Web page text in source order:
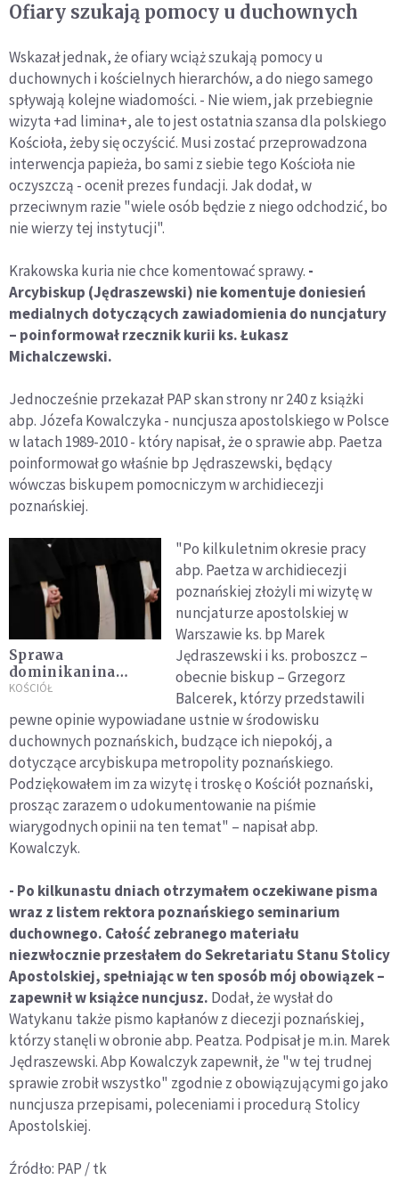
Ofiary szukają pomocy u duchownych
Wskazał jednak, że ofiary wciąż szukają pomocy u
duchownych i kościelnych hierarchów, a do niego samego
spływają kolejne wiadomości. - Nie wiem, jak przebiegnie
wizyta +ad limina+, ale to jest ostatnia szansa dla polskiego
Kościoła, żeby się oczyścić. Musi zostać przeprowadzona
interwencja papieża, bo sami z siebie tego Kościoła nie
oczyszczą - ocenił prezes fundacji. Jak dodał, w
przeciwnym razie "wiele osób będzie z niego odchodzić, bo
nie wierzy tej instytucji".
Krakowska kuria nie chce komentować sprawy. -
Arcybiskup (Jędraszewski) nie komentuje doniesień
medialnych dotyczących zawiadomienia do nuncjatury
– poinformował rzecznik kurii ks. Łukasz
Michalczewski.
Jednocześnie przekazał PAP skan strony nr 240 z książki
abp. Józefa Kowalczyka - nuncjusza apostolskiego w Polsce
w latach 1989-2010 - który napisał, że o sprawie abp. Paetza
poinformował go właśnie bp Jędraszewski, będący
wówczas biskupem pomocniczym w archidiecezji
poznańskiej.
Sprawa
dominikanina
Pawła M. Długa lista
przełożonych i
zakonu
KOŚCIÓŁ
"Po kilkuletnim okresie pracy
abp. Paetza w archidiecezji
poznańskiej złożyli mi wizytę w
nuncjaturze apostolskiej w
Warszawie ks. bp Marek
Jędraszewski i ks. proboszcz –
obecnie biskup – Grzegorz
Balcerek, którzy przedstawili
pewne opinie wypowiadane ustnie w środowisku
duchownych poznańskich, budzące ich niepokój, a
dotyczące arcybiskupa metropolity poznańskiego.
Podziękowałem im za wizytę i troskę o Kościół poznański,
prosząc zarazem o udokumentowanie na piśmie
wiarygodnych opinii na ten temat" – napisał abp.
Kowalczyk.
- Po kilkunastu dniach otrzymałem oczekiwane pisma
wraz z listem rektora poznańskiego seminarium
duchownego. Całość zebranego materiału
niezwłocznie przesłałem do Sekretariatu Stanu Stolicy
Apostolskiej, spełniając w ten sposób mój obowiązek –
zapewnił w książce nuncjusz. Dodał, że wysłał do
Watykanu także pismo kapłanów z diecezji poznańskiej,
którzy stanęli w obronie abp. Peatza. Podpisał je m.in. Marek
Jędraszewski. Abp Kowalczyk zapewnił, że "w tej trudnej
sprawie zrobił wszystko" zgodnie z obowiązującymi go jako
nuncjusza przepisami, poleceniami i procedurą Stolicy
Apostolskiej.
Źródło: PAP / tk